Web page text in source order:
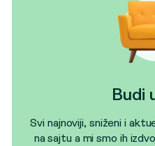
Budi
Svi najnoviji, sniženi i
na sajtu a mi smo ih